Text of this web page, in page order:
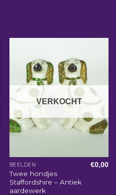
VERKOCHT
BEELDEN
Twee hondjes
Staffordshire – Antiek
aardewerk
€0,00